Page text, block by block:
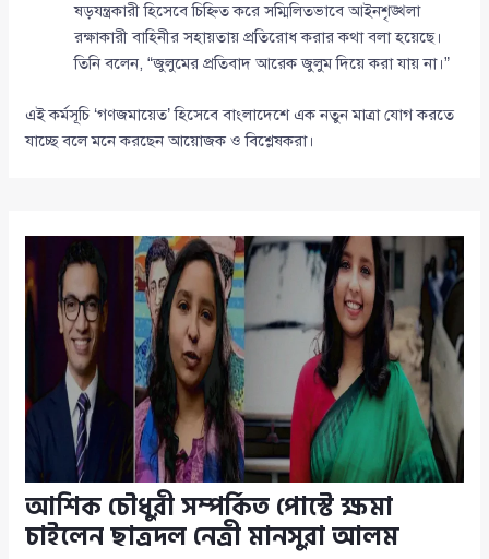
ষড়যন্ত্রকারী হিসেবে চিহ্নিত করে সম্মিলিতভাবে আইনশৃঙ্খলা
রক্ষাকারী বাহিনীর সহায়তায় প্রতিরোধ করার কথা বলা হয়েছে।
তিনি বলেন, “জুলুমের প্রতিবাদ আরেক জুলুম দিয়ে করা যায় না।”
এই কর্মসূচি ‘গণজমায়েত’ হিসেবে বাংলাদেশে এক নতুন মাত্রা যোগ করতে
যাচ্ছে বলে মনে করছেন আয়োজক ও বিশ্লেষকরা।
আশিক চৌধুরী সম্পর্কিত পোস্টে ক্ষমা
চাইলেন ছাত্রদল নেত্রী মানসুরা আলম